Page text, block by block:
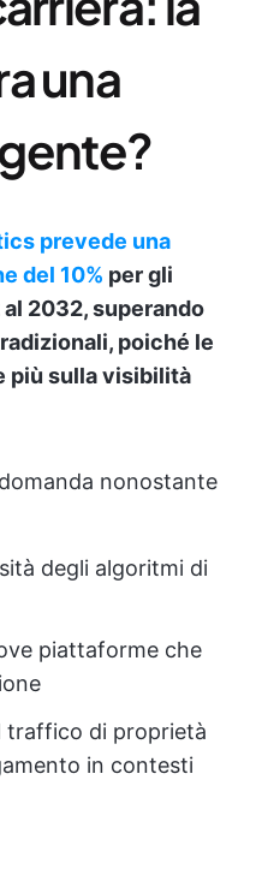
una
prevede una
del 10% per gli
2032, superando
poiché le
più sulla visibilità
nonostante
degli algoritmi di
piattaforme che
traffico di proprietà
in contesti